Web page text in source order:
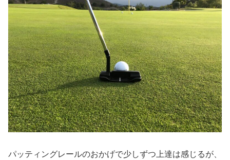
パッティングレールのおかげで少しずつ上達は感じるが、